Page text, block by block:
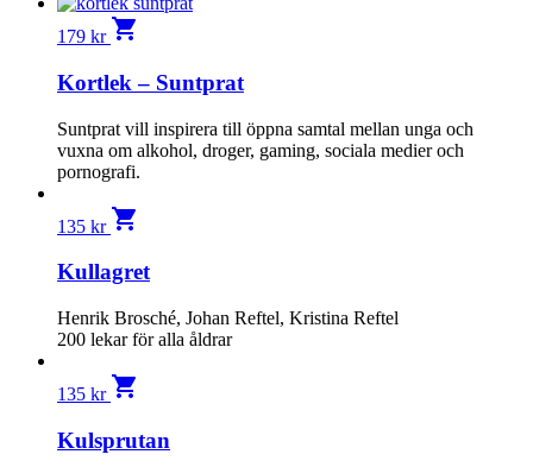
179 kr shopping_cart
Kortlek – Suntprat
Suntprat vill inspirera till öppna samtal mellan unga och
vuxna om alkohol, droger, gaming, sociala medier och
pornografi.
135 kr shopping_cart
Kullagret
Henrik Brosché, Johan Reftel, Kristina Reftel
200 lekar för alla åldrar
135 kr shopping_cart
Kulsprutan